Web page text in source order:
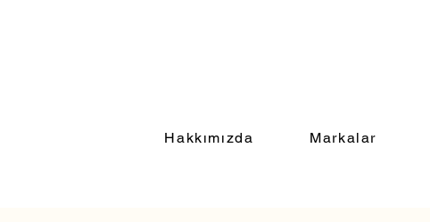
Hakkımızda Markalar